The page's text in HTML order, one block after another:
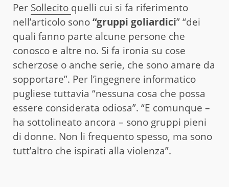
Per Sollecito quelli cui si fa riferimento
nell’articolo sono“gruppi goliardici” “dei
quali fanno parte alcune persone che
conosco e altre no. Si fa ironia su cose
scherzose o anche serie, che sono amare da
sopportare”. Per l’ingegnere informatico
pugliese tuttavia “nessuna cosa che possa
essere considerata odiosa”. “E comunque –
ha sottolineato ancora – sono gruppi pieni
di donne. Non li frequento spesso, ma sono
tutt’altro che ispirati alla violenza”.